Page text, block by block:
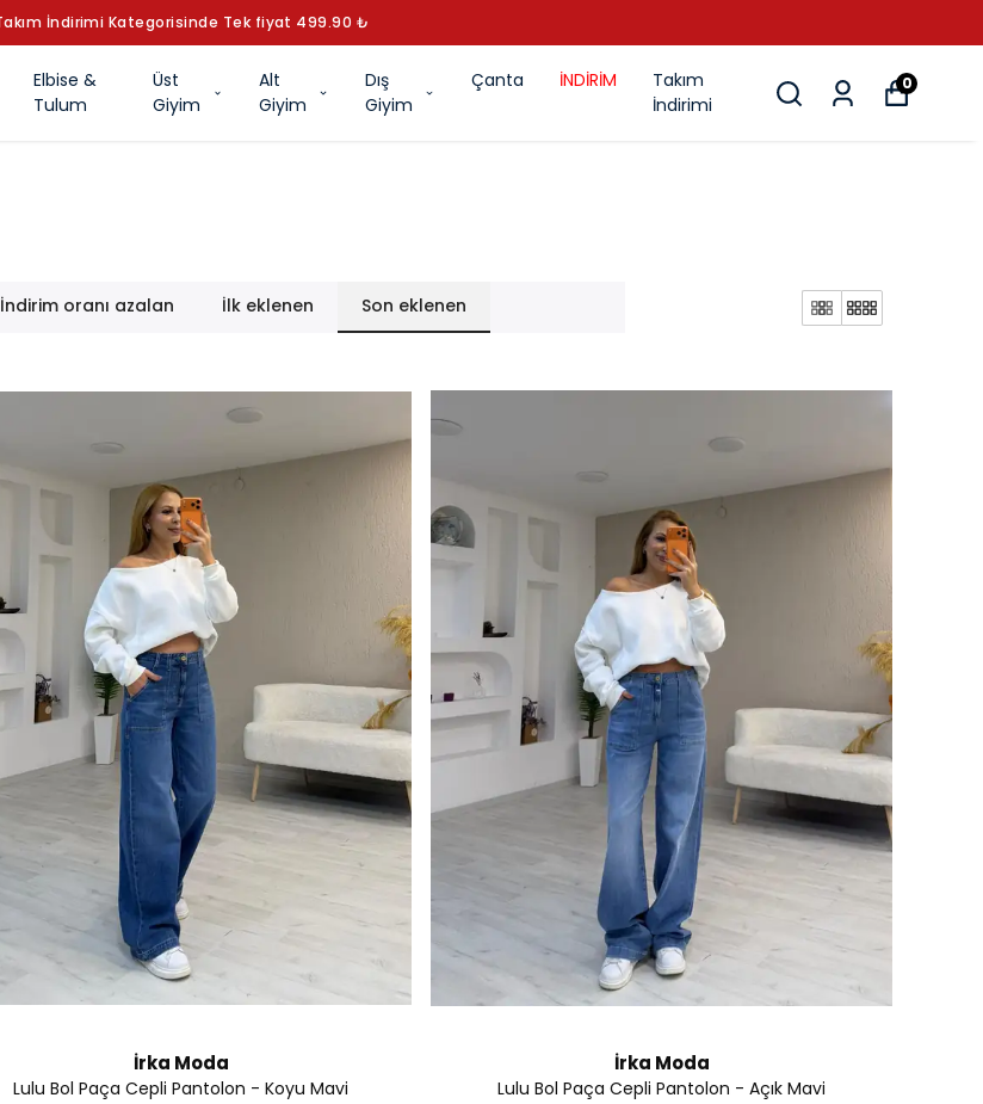
YAZ KOLEKSİYONUNU KEŞFET
Elbise &
Tulum
Üst
Giyim
Alt
Giyim
Dış
Giyim
Çanta İNDİRİM
Takım
İndirimi
0
İndirim oranı azalan İlk eklenen Son eklenen
İrka Moda
Lulu Bol Paça Cepli Pantolon - Koyu Mavi
İrka Moda
Lulu Bol Paça Cepli Pantolon - Açık Mavi